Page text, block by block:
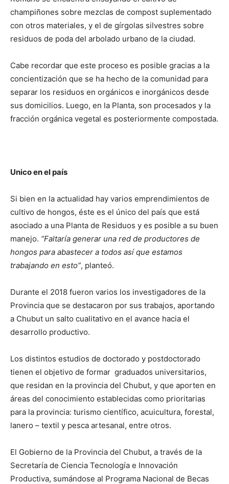
champiñones sobre mezclas de compost suplementado
con otros materiales, y el de gírgolas silvestres sobre
residuos de poda del arbolado urbano de la ciudad.
Cabe recordar que este proceso es posible gracias a la
concientización que se ha hecho de la comunidad para
separar los residuos en orgánicos e inorgánicos desde
sus domicilios. Luego, en la Planta, son procesados y la
fracción orgánica vegetal es posteriormente compostada.
Unico en el país
Si bien en la actualidad hay varios emprendimientos de
cultivo de hongos, éste es el único del país que está
asociado a una Planta de Residuos y es posible a su buen
manejo. “Faltaría generar una red de productores de
hongos para abastecer a todos así que estamos
trabajando en esto”, planteó.
Durante el 2018 fueron varios los investigadores de la
Provincia que se destacaron por sus trabajos, aportando
a Chubut un salto cualitativo en el avance hacia el
desarrollo productivo.
Los distintos estudios de doctorado y postdoctorado
tienen el objetivo de formar graduados universitarios,
que residan en la provincia del Chubut, y que aporten en
áreas del conocimiento establecidas como prioritarias
para la provincia: turismo científico, acuicultura, forestal,
lanero – textil y pesca artesanal, entre otros.
El Gobierno de la Provincia del Chubut, a través de la
Secretaría de Ciencia Tecnología e Innovación
Productiva, sumándose al Programa Nacional de Becas